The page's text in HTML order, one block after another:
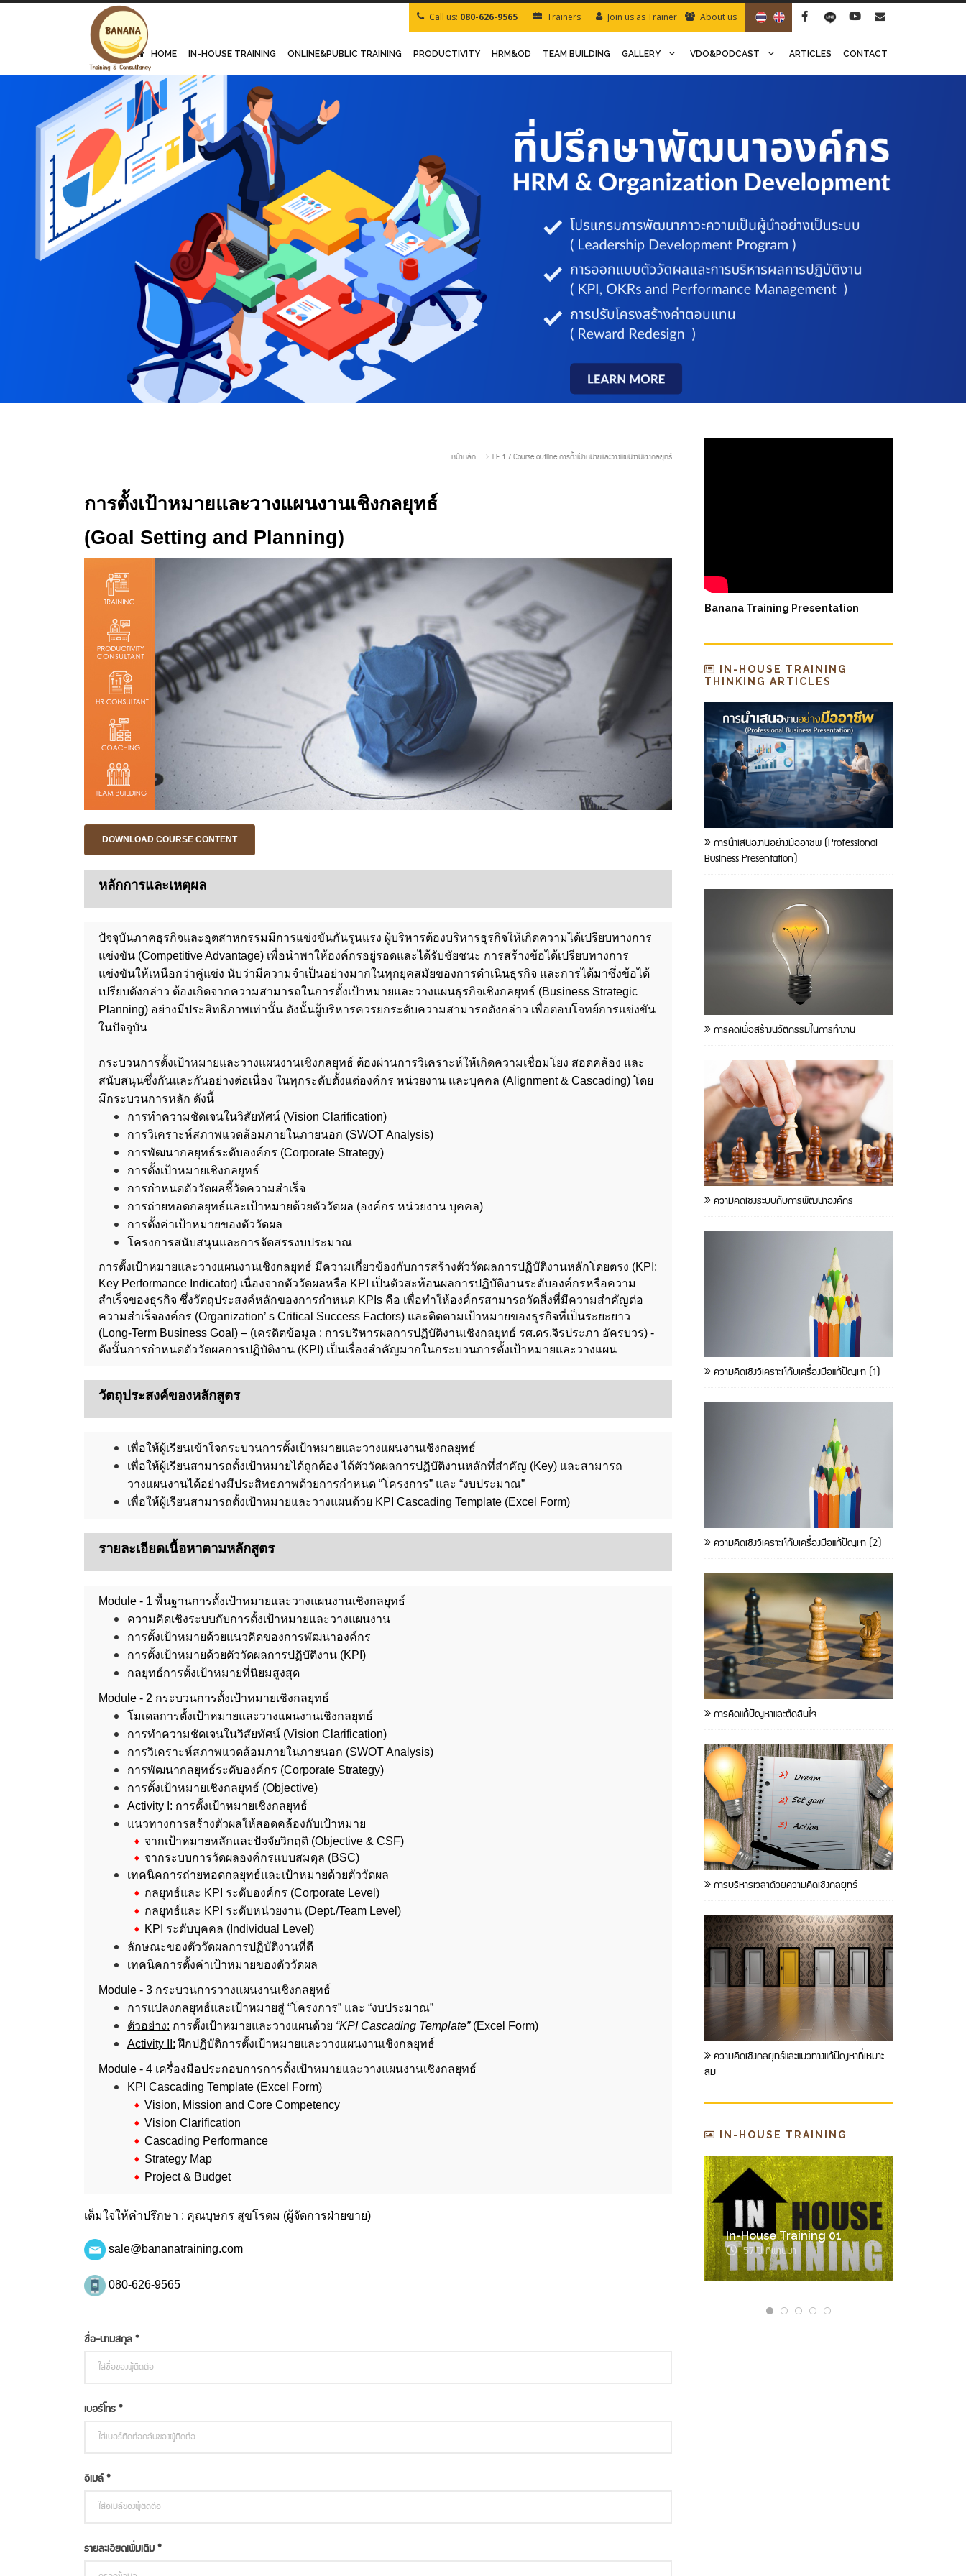
About us
Join us as Trainer
Trainers
Call us: 080-626-9565
HOME IN-HOUSE TRAINING ONLINE&PUBLIC TRAINING PRODUCTIVITY HRM&OD TEAM BUILDING GALLERY VDO&PODCAST ARTICLES CONTACT
หน้าหลัก LE 1.7 Course outline การตั้งเป้าหมายและวางแผนงานเชิงกลยุทธ์
การตั้งเป้าหมายและวางแผนงานเชิงกลยุทธ์
(Goal Setting and Planning)
DOWNLOAD COURSE CONTENT
หลักการและเหตุผล
ปัจจุบันภาคธุรกิจและอุตสาหกรรมมีการแข่งขันกันรุนแรง ผู้บริหารต้องบริหารธุรกิจให้เกิดความได้เปรียบทางการ
แข่งขัน (Competitive Advantage) เพื่อนำพาให้องค์กรอยู่รอดและได้รับชัยชนะ การสร้างข้อได้เปรียบทางการ
แข่งขันให้เหนือกว่าคู่แข่ง นับว่ามีความจำเป็นอย่างมากในทุกยุคสมัยของการดำเนินธุรกิจ และการได้มาซึ่งข้อได้
เปรียบดังกล่าว ต้องเกิดจากความสามารถในการตั้งเป้าหมายและวางแผนธุรกิจเชิงกลยุทธ์ (Business Strategic
Planning) อย่างมีประสิทธิภาพเท่านั้น ดังนั้นผู้บริหารควรยกระดับความสามารถดังกล่าว เพื่อตอบโจทย์การแข่งขัน
ในปัจจุบัน
กระบวนการตั้งเป้าหมายและวางแผนงานเชิงกลยุทธ์ ต้องผ่านการวิเคราะห์ให้เกิดความเชื่อมโยง สอดคล้อง และ
สนับสนุนซึ่งกันและกันอย่างต่อเนื่อง ในทุกระดับตั้งแต่องค์กร หน่วยงาน และบุคคล (Alignment & Cascading) โดย
มีกระบวนการหลัก ดังนี้
การทำความชัดเจนในวิสัยทัศน์ (Vision Clarification)
การวิเคราะห์สภาพแวดล้อมภายในภายนอก (SWOT Analysis)
การพัฒนากลยุทธ์ระดับองค์กร (Corporate Strategy)
การตั้งเป้าหมายเชิงกลยุทธ์
การกำหนดตัววัดผลชี้วัดความสำเร็จ
การถ่ายทอดกลยุทธ์และเป้าหมายด้วยตัววัดผล (องค์กร หน่วยงาน บุคคล)
การตั้งค่าเป้าหมายของตัววัดผล
โครงการสนับสนุนและการจัดสรรงบประมาณ
การตั้งเป้าหมายและวางแผนงานเชิงกลยุทธ์ มีความเกี่ยวข้องกับการสร้างตัววัดผลการปฏิบัติงานหลักโดยตรง (KPI:
Key Performance Indicator) เนื่องจากตัววัดผลหรือ KPI เป็นตัวสะท้อนผลการปฏิบัติงานระดับองค์กรหรือความ
สำเร็จของธุรกิจ ซึ่งวัตถุประสงค์หลักของการกำหนด KPIs คือ เพื่อทำให้องค์กรสามารถวัดสิ่งที่มีความสำคัญต่อ
ความสำเร็จองค์กร (Organization’ s Critical Success Factors) และติดตามเป้าหมายของธุรกิจที่เป็นระยะยาว
(Long-Term Business Goal) – (เครดิตข้อมูล : การบริหารผลการปฏิบัติงานเชิงกลยุทธ์ รศ.ดร.จิรประภา อัครบวร) -
ดังนั้นการกำหนดตัววัดผลการปฏิบัติงาน (KPI) เป็นเรื่องสำคัญมากในกระบวนการตั้งเป้าหมายและวางแผน
วัตถุประสงค์ของหลักสูตร
เพื่อให้ผู้เรียนเข้าใจกระบวนการตั้งเป้าหมายและวางแผนงานเชิงกลยุทธ์
เพื่อให้ผู้เรียนสามารถตั้งเป้าหมายได้ถูกต้อง ได้ตัววัดผลการปฏิบัติงานหลักที่สำคัญ (Key) และสามารถ
วางแผนงานได้อย่างมีประสิทธภาพด้วยการกำหนด “โครงการ” และ “งบประมาณ”
เพื่อให้ผู้เรียนสามารถตั้งเป้าหมายและวางแผนด้วย KPI Cascading Template (Excel Form)
รายละเอียดเนื้อหาตามหลักสูตร
Module - 1 พื้นฐานการตั้งเป้าหมายและวางแผนงานเชิงกลยุทธ์
ความคิดเชิงระบบกับการตั้งเป้าหมายและวางแผนงาน
การตั้งเป้าหมายด้วยแนวคิดของการพัฒนาองค์กร
การตั้งเป้าหมายด้วยตัววัดผลการปฏิบัติงาน (KPI)
กลยุทธ์การตั้งเป้าหมายที่นิยมสูงสุด
Module - 2 กระบวนการตั้งเป้าหมายเชิงกลยุทธ์
โมเดลการตั้งเป้าหมายและวางแผนงานเชิงกลยุทธ์
การทำความชัดเจนในวิสัยทัศน์ (Vision Clarification)
การวิเคราะห์สภาพแวดล้อมภายในภายนอก (SWOT Analysis)
การพัฒนากลยุทธ์ระดับองค์กร (Corporate Strategy)
การตั้งเป้าหมายเชิงกลยุทธ์ (Objective)
Activity I: การตั้งเป้าหมายเชิงกลยุทธ์
แนวทางการสร้างตัวผลให้สอดคล้องกับเป้าหมาย
จากเป้าหมายหลักและปัจจัยวิกฤติ (Objective & CSF)
จากระบบการวัดผลองค์กรแบบสมดุล (BSC)
เทคนิคการถ่ายทอดกลยุทธ์และเป้าหมายด้วยตัววัดผล
กลยุทธ์และ KPI ระดับองค์กร (Corporate Level)
กลยุทธ์และ KPI ระดับหน่วยงาน (Dept./Team Level)
KPI ระดับบุคคล (Individual Level)
ลักษณะของตัววัดผลการปฏิบัติงานที่ดี
เทคนิคการตั้งค่าเป้าหมายของตัววัดผล
Module - 3 กระบวนการวางแผนงานเชิงกลยุทธ์
การแปลงกลยุทธ์และเป้าหมายสู่ “โครงการ” และ “งบประมาณ”
ตัวอย่าง: การตั้งเป้าหมายและวางแผนด้วย “KPI Cascading Template”(Excel Form)
Activity II: ฝึกปฏิบัติการตั้งเป้าหมายและวางแผนงานเชิงกลยุทธ์
Module - 4 เครื่องมือประกอบการการตั้งเป้าหมายและวางแผนงานเชิงกลยุทธ์
KPI Cascading Template (Excel Form)
Vision, Mission and Core Competency
Vision Clarification
Cascading Performance
Strategy Map
Project & Budget
เต็มใจให้คำปรึกษา : คุณบุษกร สุขโรดม (ผู้จัดการฝ่ายขาย)
sale@bananatraining.com
080-626-9565
ชื่อ-นามสกุล *
เบอร์โทร *
อีเมล์ *
รายละเอียดเพิ่มเติม *
Banana Training Presentation
IN-HOUSE TRAINING
THINKING ARTICLES
การนำเสนองานอย่างมืออาชีพ (Professional
Business Presentation)
การคิดเพื่อสร้างนวัตกรรมในการทำงาน
ความคิดเชิงระบบกับการพัฒนาองค์กร
ความคิดเชิงวิเคราะห์กับเครื่องมือแก้ปัญหา (1)
ความคิดเชิงวิเคราะห์กับเครื่องมือแก้ปัญหา (2)
การคิดแก้ปัญหาและตัดสินใจ
การบริหารเวลาด้วยความคิดเชิงกลยุทธ์
ความคิดเชิงกลยุทธ์และแนวทางแก้ปัญหาที่เหมาะ
สม
IN-HOUSE TRAINING
In-House Training 01
57 ปี ที่ผ่านมา